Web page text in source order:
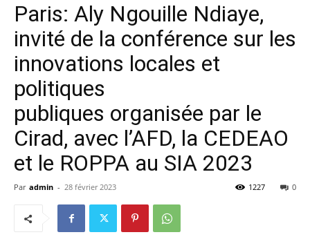
Paris: Aly Ngouille Ndiaye,
invité de la conférence sur les
innovations locales et
politiques
publiques organisée par le
Cirad, avec l’AFD, la CEDEAO
et le ROPPA au SIA 2023
Par admin - 28 février 2023 0
1227